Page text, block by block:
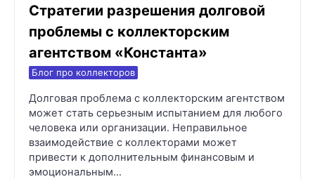
Стратегии разрешения долговой
проблемы с коллекторским
агентством «Константа»
Блог про коллекторов
Долговая проблема с коллекторским агентством
может стать серьезным испытанием для любого
человека или организации. Неправильное
взаимодействие с коллекторами может
привести к дополнительным финансовым и
эмоциональным…